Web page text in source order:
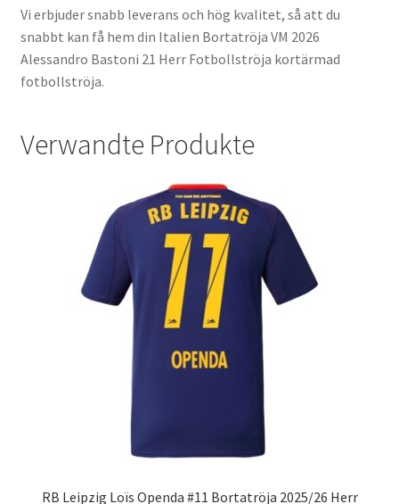
Vi erbjuder snabb leverans och hög kvalitet, så att du
snabbt kan få hem din Italien Bortatröja VM 2026
Alessandro Bastoni 21 Herr Fotbollströja kortärmad
fotbollströja.
Verwandte Produkte
RB Leipzig Loïs Openda #11 Bortatröja 2025/26 Herr